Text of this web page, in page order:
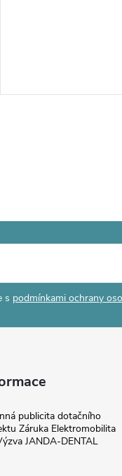
s podmínkami ochrany
publicita dotačního
Záruka Elektromobilita
JANDA-DENTAL